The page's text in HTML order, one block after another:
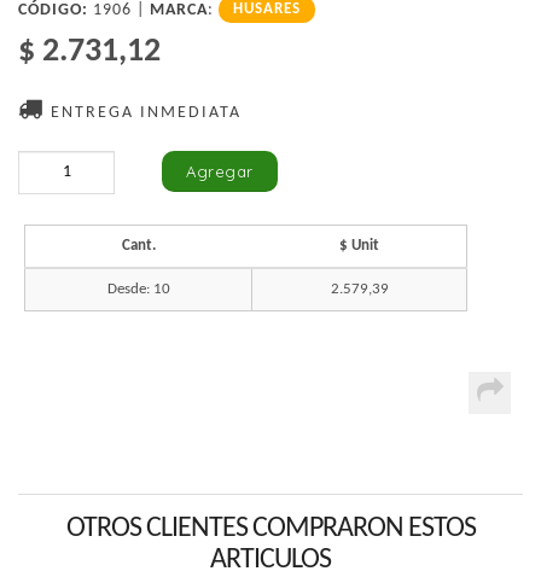
CÓDIGO: 1906 | MARCA: HUSARES
$ 2.731,12
ENTREGA INMEDIATA
Cant. $ Unit
Desde: 10 2.579,39
OTROS CLIENTES COMPRARON ESTOS
ARTICULOS